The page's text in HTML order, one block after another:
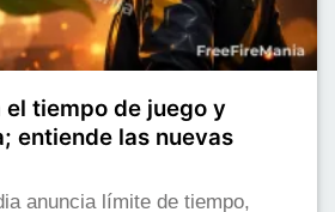
el tiempo de juego y
entiende las nuevas
anuncia límite de tiempo,